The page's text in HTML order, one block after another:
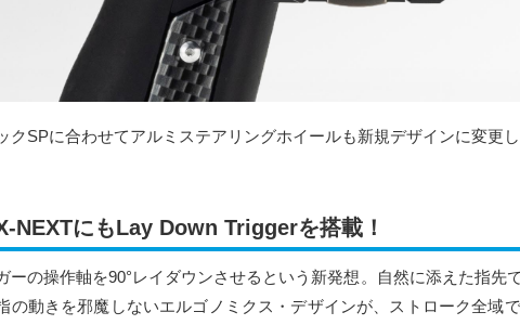
クSPに合わせてアルミステアリングホイールも新規デザインに変更し
NEXTにもLay Down Triggerを搭載！
ーの操作軸を90°レイダウンさせるという新発想。自然に添えた指先
の動きを邪魔しないエルゴノミクス・デザインが、ストローク全域